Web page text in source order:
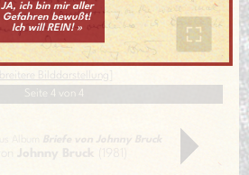
breitere Bilddarstellung
Seite 4 von 4
Briefe von Johnny Bruck
Johnny Bruck
JA, ich bin mir aller
Gefahren bewußt!
Ich will REIN! »